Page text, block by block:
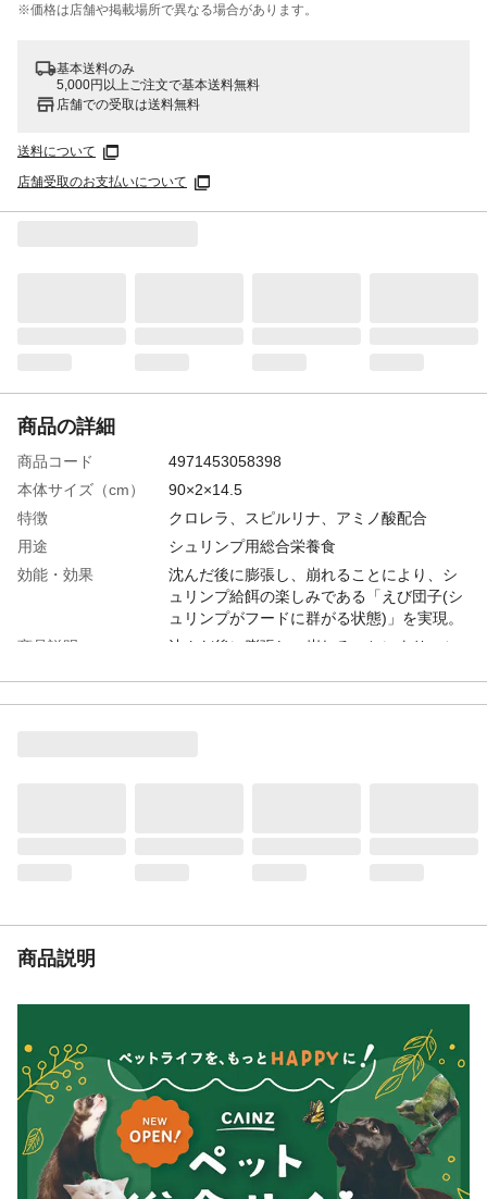
※価格は​店舗や​掲載場所で​異なる​場合が​あります。
基本送料のみ
5,000円以上ご注文で基本送料無料
店舗での受取は送料無料
送料について
店舗受取のお支払いについて
商品の詳細
商品コード
4971453058398
本体サイズ（cm）
90×2×14.5
特徴
クロレラ、スピルリナ、アミノ酸配合
用途
シュリンプ用総合栄養食
効能・効果
沈んだ後に膨張し、崩れることにより、シ
ュリンプ給餌の楽しみである「えび団子(シ
ュリンプがフードに群がる状態)」を実現。
商品説明
沈んだ後に膨張し、崩れることにより、シ
保存方法
商品説明